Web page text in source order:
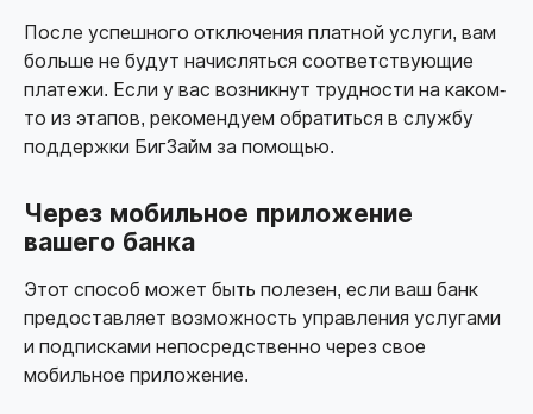
После успешного отключения платной услуги, вам
больше не будут начисляться соответствующие
платежи. Если у вас возникнут трудности на каком-
то из этапов, рекомендуем обратиться в службу
поддержки БигЗайм за помощью.
Через мобильное приложение
вашего банка
Этот способ может быть полезен, если ваш банк
предоставляет возможность управления услугами
и подписками непосредственно через свое
мобильное приложение.